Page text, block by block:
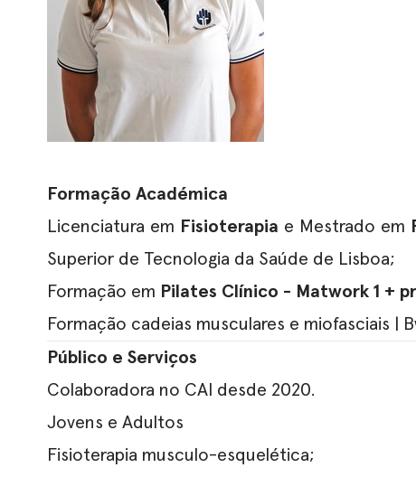
Formação Académica
Licenciatura em Fisioterapia e Mestrado em
Superior de Tecnologia da Saúde de Lisboa;
Formação em Pilates Clínico - Matwork 1 +
Formação cadeias musculares e miofasciais |
Público e Serviços
Colaboradora no CAI desde 2020.
Jovens e Adultos
Fisioterapia musculo-esquelética;